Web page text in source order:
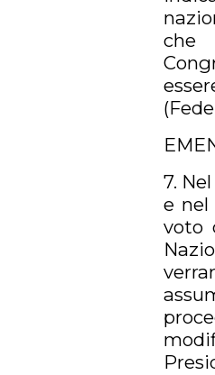
che
7.
e nel
voto